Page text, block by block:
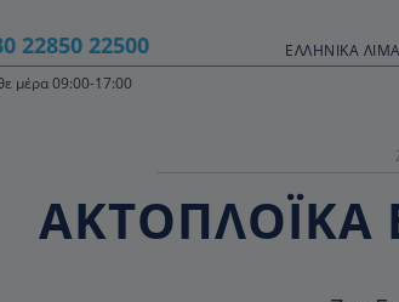
22850 22500 ΕΛΛΗΝΙΚΆ
μέρα 09:00-17:00
ΑΚΤΟΠΛΟΪΚΑ